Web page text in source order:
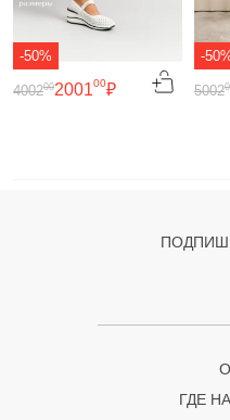
-50%
200100₽
400200
-
5002
ГДЕ